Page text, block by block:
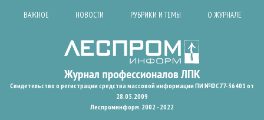
ВАЖНОЕ НОВОСТИ РУБРИКИ И ТЕМЫ О ЖУРНАЛЕ
Свидетельство о регистрации средства массовой информации ПИ №ФС77-36401 от
28.05.2009
Леспроминформ. 2002 - 2022